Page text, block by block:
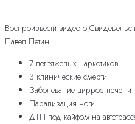
Воспроизвести видео о
Павел Петин
7 лет тяжелых наркотиков
3 клинические смерти
Заболевание цирроз печени
Парализация ноги
ДТП под кайфом на